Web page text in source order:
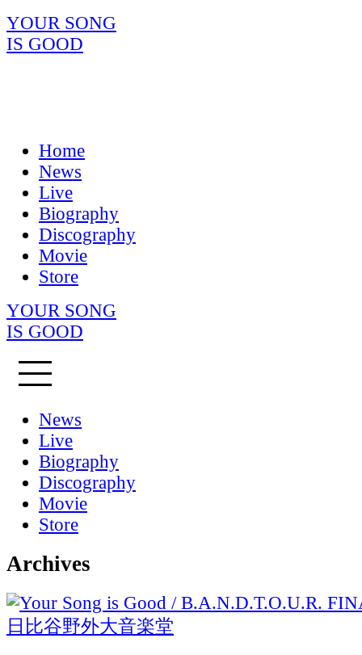
YOUR SONG
IS GOOD
Home
News
Live
Biography
Discography
Movie
Store
YOUR SONG
IS GOOD
News
Live
Biography
Discography
Movie
Store
Archives